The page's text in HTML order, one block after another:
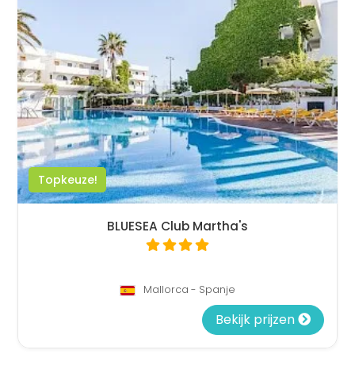
Topkeuze!
BLUESEA Club Martha's
Mallorca - Spanje
Bekijk prijzen